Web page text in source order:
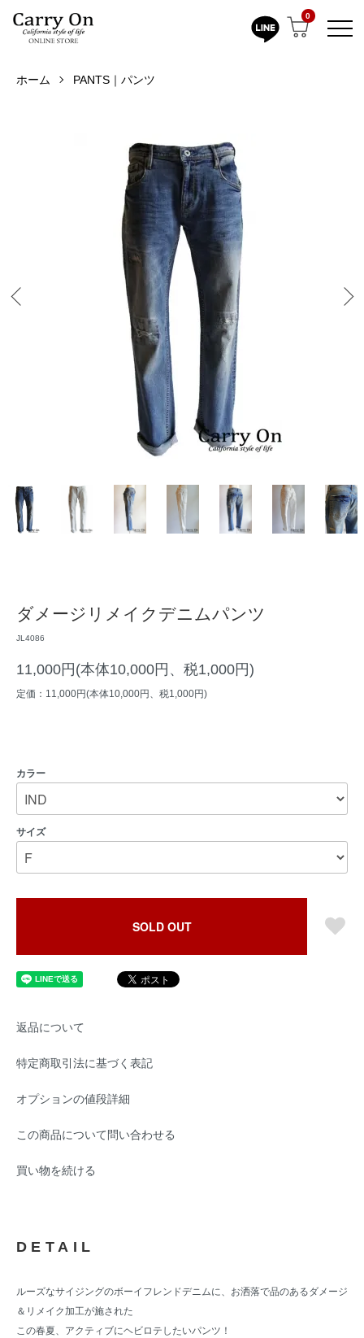
0
ホーム PANTS｜パンツ
ダメージリメイクデニムパンツ
JL4086
11,000円(本体10,000円、税1,000円)
定価：11,000円(本体10,000円、税1,000円)
カラー
サイズ
SOLD OUT
返品について
特定商取引法に基づく表記
オプションの値段詳細
この商品について問い合わせる
買い物を続ける
DETAIL
ルーズなサイジングのボーイフレンドデニムに、お洒落で品のあるダメージ
＆リメイク加工が施された
この春夏、アクティブにヘビロテしたいパンツ！